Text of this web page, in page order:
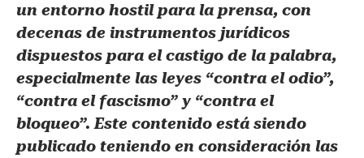
un entorno hostil para la prensa, con
decenas de instrumentos jurídicos
dispuestos para el castigo de la palabra,
especialmente las leyes “contra el odio”,
“contra el fascismo” y “contra el
bloqueo”. Este contenido está siendo
publicado teniendo en consideración las